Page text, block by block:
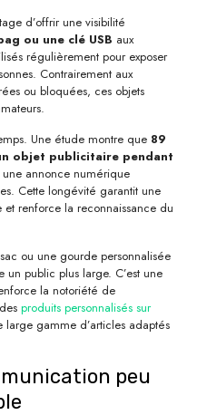
d’offrir une visibilité
ou une clé USB aux
régulièrement pour exposer
Contrairement aux
ou bloquées, ces objets
Une étude montre que 89
objet publicitaire pendant
annonce numérique
Cette longévité garantit une
renforce la reconnaissance du
ou une gourde personnalisée
public plus large. C’est une
la notoriété de
produits personnalisés sur
large gamme d’articles adaptés
peu